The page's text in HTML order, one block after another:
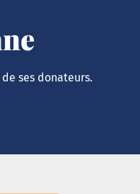
ses donateurs.